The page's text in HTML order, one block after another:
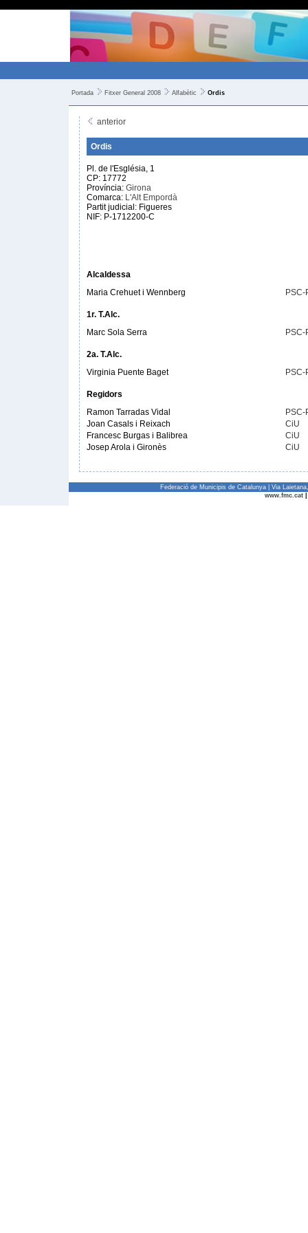
Portada Fitxer General 2008 Alfabètic Ordis
anterior
Ordis
Pl. de l'Església, 1
CP: 17772
Província: Girona
Comarca: L'Alt Empordà
Partit judicial: Figueres
NIF: P-1712200-C
Alcaldessa
Maria Crehuet i Wennberg
PSC-
1r. T.Alc.
Marc Sola Serra
PSC-
2a. T.Alc.
Virginia Puente Baget
PSC-
Regidors
Ramon Tarradas Vidal
PSC-
Joan Casals i Reixach
CiU
Francesc Burgas i Balibrea
CiU
Josep Arola i Gironès
CiU
Federació de Municipis de Catalunya | Via
www.fmc.cat